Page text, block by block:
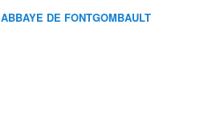
ABBAYE DE FONTGOMBAULT